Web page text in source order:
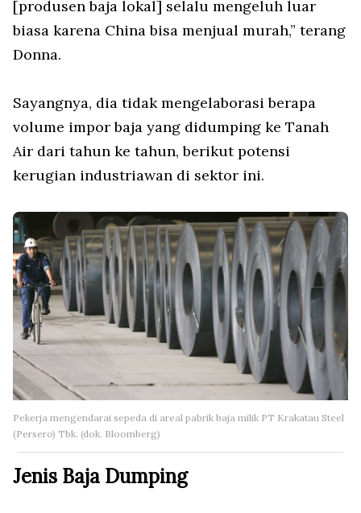
[produsen baja lokal] selalu mengeluh luar
biasa karena China bisa menjual murah,” terang
Donna.
Sayangnya, dia tidak mengelaborasi berapa
volume impor baja yang didumping ke Tanah
Air dari tahun ke tahun, berikut potensi
kerugian industriawan di sektor ini.
Pekerja mengendarai sepeda di areal pabrik baja milik PT Krakatau Steel
(Persero) Tbk. (dok. Bloomberg)
Jenis Baja Dumping